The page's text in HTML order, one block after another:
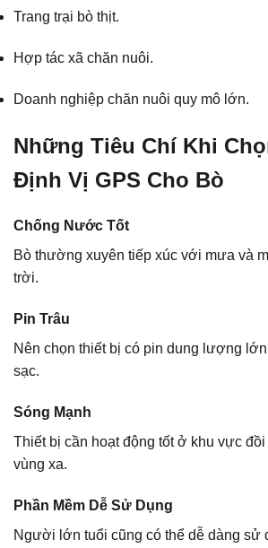
Trang trại bò thịt.
Hợp tác xã chăn nuôi.
Doanh nghiệp chăn nuôi quy mô lớn.
Những Tiêu Chí Khi
Định Vị GPS Cho Bò
Chống Nước Tốt
Bò thường xuyên tiếp xúc với mưa và
trời.
Pin Trâu
Nên chọn thiết bị có pin dung lượng
sạc.
Sóng Mạnh
Thiết bị cần hoạt động tốt ở khu vực
vùng xa.
Phần Mềm Dễ Sử Dụng
Người lớn tuổi cũng có thể dễ dàng sử